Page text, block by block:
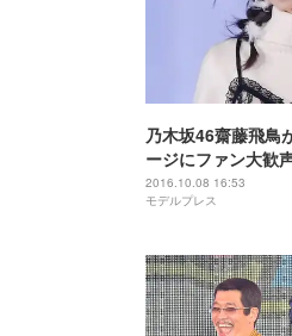
乃木坂46齋藤飛鳥
ージにファン大歓
GirlsAward 2016 A
2016.10.08 16:53
モデルプレス